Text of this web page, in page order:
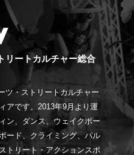
リートカルチャー総合
ツ・ストリートカルチャー
アです。2013年9月より運
ン、ダンス、ウェイクボー
ード、クライミング、パル
トリート・アクションスポ